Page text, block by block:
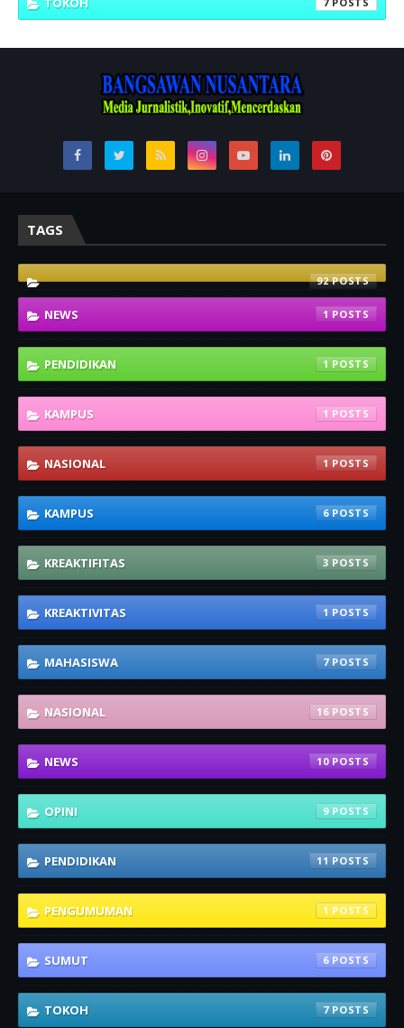
TAGS
92
NEWS 1
PENDIDIKAN 1
KAMPUS 1
NASIONAL 1
KAMPUS 6
KREAKTIFITAS 3
KREAKTIVITAS 1
MAHASISWA 7
NASIONAL 16
NEWS 10
OPINI 9
PENDIDIKAN 11
PENGUMUMAN 1
SUMUT 6
TOKOH 7